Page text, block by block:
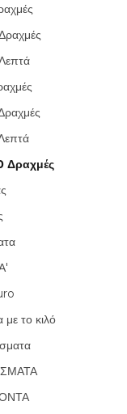
Δραχμές
με το κιλό